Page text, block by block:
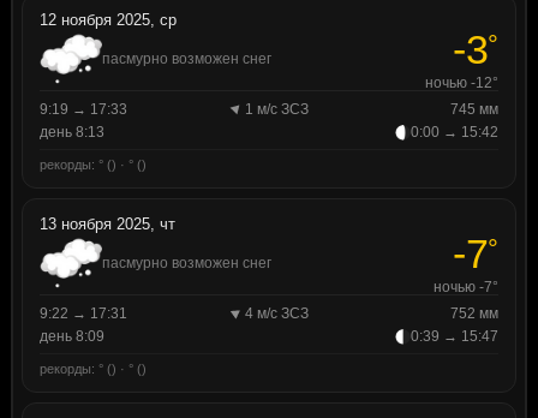
12 ноября 2025, ср
пасмурно возможен снег -3°
ночью -12°
9:19 → 17:33
1 м/с ЗСЗ
745 мм
день 8:13
0:00 → 15:42
рекорды: ° () · ° ()
13 ноября 2025, чт
пасмурно возможен снег -7°
ночью -7°
9:22 → 17:31
4 м/с ЗСЗ
752 мм
день 8:09
0:39 → 15:47
рекорды: ° () · ° ()